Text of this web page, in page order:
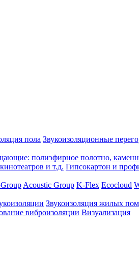
пола Звукоизоляционные
полиэфирное полотно,
и т.д. Гипсокартон и
Acoustic Group K-Flex Ecocloud
Звукоизоляция жилых
виброизоляции Визуализация